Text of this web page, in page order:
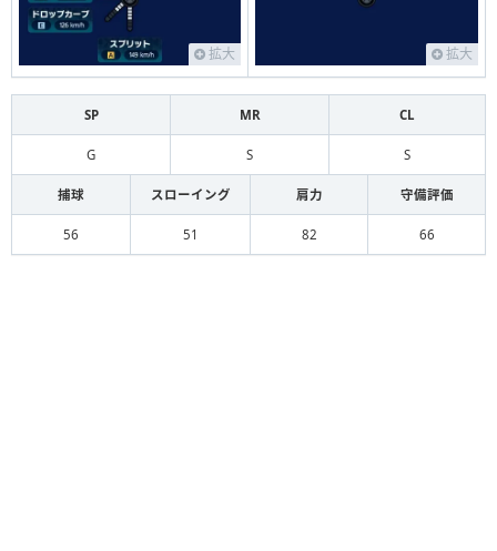
拡大 拡大
SP MR CL
G S S
捕球 スローイング 肩力 守備評価
56 51 82 66